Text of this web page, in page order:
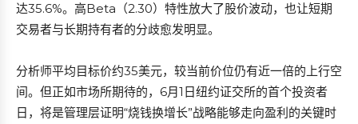
达35.6%。高Beta（2.30）特性放大了股价波动，也让短期
交易者与长期持有者的分歧愈发明显。
分析师平均目标价约35美元，较当前价位仍有近一倍的上行空
间。但正如市场所期待的，6月1日纽约证交所的首个投资者
日，将是管理层证明“烧钱换增长”战略能够走向盈利的关键时